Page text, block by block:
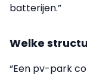
batterijen.”
Welke
“Een pv-park